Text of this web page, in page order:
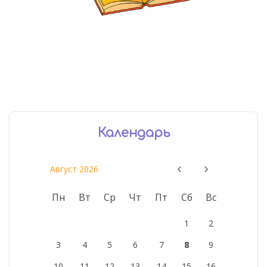
Календарь
Август 2026
Пн Вт Ср Чт Пт Сб Вс
1
2
3
4 5 6 7 8
9